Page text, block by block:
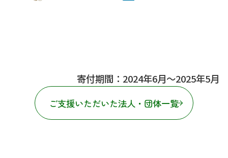
寄付期間：2024年6月〜2025年5月
ご支援いただいた法人・団体一覧